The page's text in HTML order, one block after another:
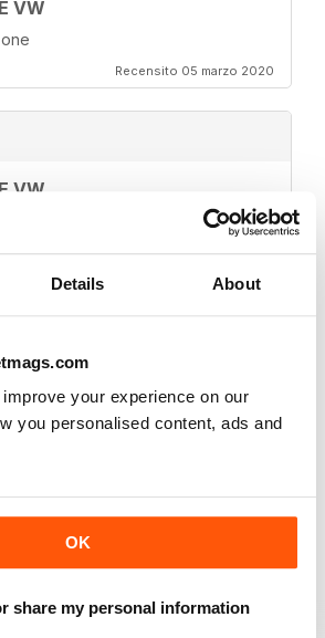
Details About
your experience on our
you personalised content, ads and
OK
share my personal information
VW
Recensito 05 marzo 2020
VW
various cars, stock, slight mod and
the great work up, best VW
Recensito 18 febbraio 2020
it, great coverage.